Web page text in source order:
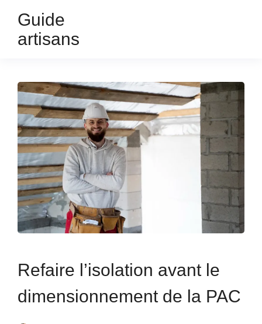
Guide
artisans
Refaire l’isolation avant le
dimensionnement de la PAC